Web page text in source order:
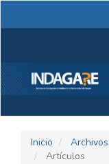
lateral
Inicio Archivos
Artículos